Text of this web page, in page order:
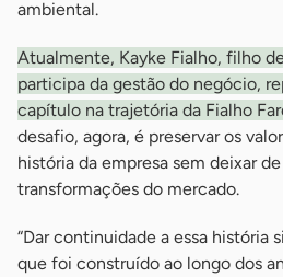
ambiental.
Atualmente, Kayke Fialho, filho
participa da gestão do negócio,
capítulo na trajetória da Fialho
desafio, agora, é preservar os
história da empresa sem deixar
transformações do mercado.
“Dar continuidade a essa história
que foi construído ao longo dos